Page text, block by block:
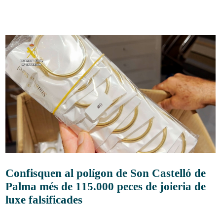
Confisquen al polígon de Son Castelló de
Palma més de 115.000 peces de joieria de
luxe falsificades